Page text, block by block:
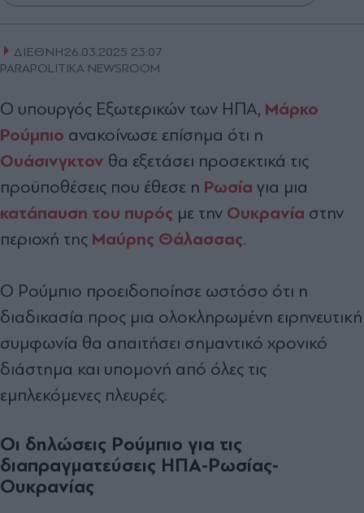
ΔΙΕΘΝΗ26.03.2025 23:07
PARAPOLITIKA NEWSROOM
Ο υπουργός Εξωτερικών των ΗΠΑ, Μάρκο
Ρούμπιο ανακοίνωσε επίσημα ότι η
Ουάσινγκτον θα εξετάσει προσεκτικά τις
προϋποθέσεις που έθεσε η Ρωσία για μια
κατάπαυση του πυρός με την Ουκρανία στην
περιοχή της Μαύρης Θάλασσας.
Ο Ρούμπιο προειδοποίησε ωστόσο ότι η
διαδικασία προς μια ολοκληρωμένη ειρηνευτική
συμφωνία θα απαιτήσει σημαντικό χρονικό
διάστημα και υπομονή από όλες τις
εμπλεκόμενες πλευρές.
Οι δηλώσεις Ρούμπιο για τις
διαπραγματεύσεις ΗΠΑ-Ρωσίας-
Ουκρανίας